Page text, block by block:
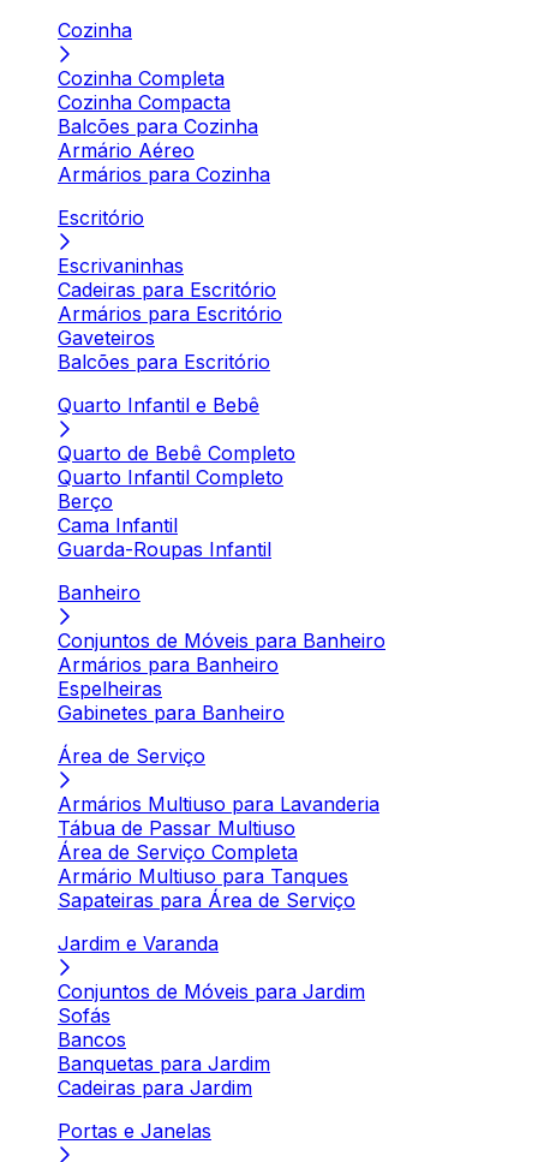
Cozinha
Cozinha Completa
Cozinha Compacta
Balcões para Cozinha
Armário Aéreo
Armários para Cozinha
Escritório
Escrivaninhas
Cadeiras para Escritório
Armários para Escritório
Gaveteiros
Balcões para Escritório
Quarto Infantil e Bebê
Quarto de Bebê Completo
Quarto Infantil Completo
Berço
Cama Infantil
Guarda-Roupas Infantil
Banheiro
Conjuntos de Móveis para Banheiro
Armários para Banheiro
Espelheiras
Gabinetes para Banheiro
Área de Serviço
Armários Multiuso para Lavanderia
Tábua de Passar Multiuso
Área de Serviço Completa
Armário Multiuso para Tanques
Sapateiras para Área de Serviço
Jardim e Varanda
Conjuntos de Móveis para Jardim
Sofás
Bancos
Banquetas para Jardim
Cadeiras para Jardim
Portas e Janelas